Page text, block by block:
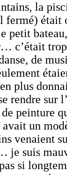
la
fermé) était
petit
c’était
de
plus
rendre
de peinture
avait un
venaient
suis
si